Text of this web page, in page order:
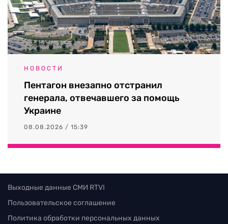
НОВОСТИ
Пентагон внезапно отстранил
генерала, отвечавшего за помощь
Украине
08.08.2026 / 15:39
Выходные данные СМИ RTVI
Пользовательское соглашение
Политика обработки персональных данных